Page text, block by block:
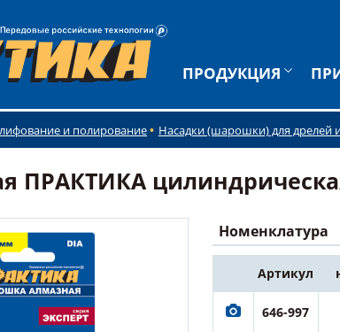
ПРОДУКЦИЯ
и полирование Насадки (шарошки) для
ПРАКТИКА
Номенклатура
Артикул
646-997